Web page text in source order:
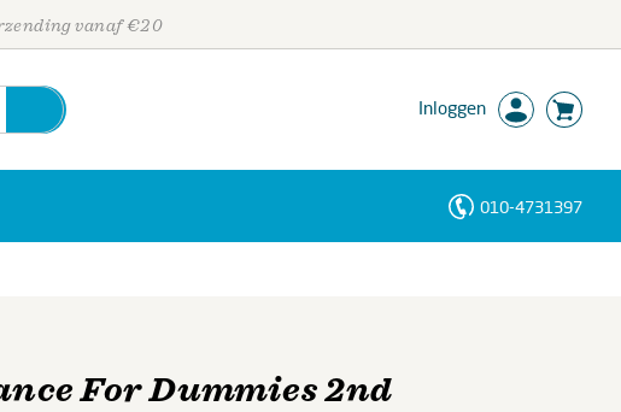
vanaf €20
Inloggen
010-4731397
For Dummies 2nd
Personen